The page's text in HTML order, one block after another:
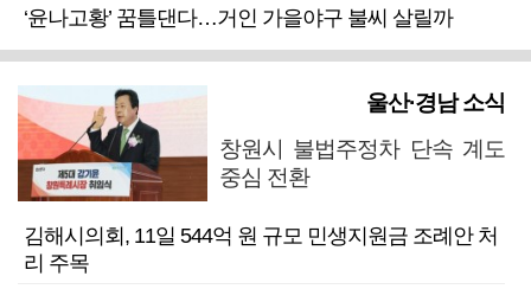
‘윤나고황’ 꿈틀댄다…거인 가을야구 불씨 살릴까
울산·경남 소식
창원시 불법주정차 단속 계도
중심 전환
김해시의회, 11일 544억 원 규모 민생지원금 조례안 처
리 주목